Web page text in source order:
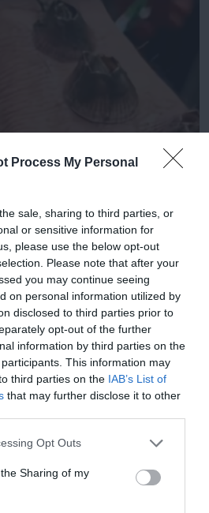
Process My Personal
sale, sharing to third parties, or
or sensitive information for
please use the below opt-out
Please note that after your
you may continue seeing
on personal information utilized by
disclosed to third parties prior to
opt-out of the further
information by third parties on the
participants. This information may
third parties on the IAB’s List of
that may further disclose it to other
app uses one or more Google
usage behaviour. You may click to
Google and its third-party tags to
purposes in below Google
Opt Outs
Sharing of my
260
All Parasites From